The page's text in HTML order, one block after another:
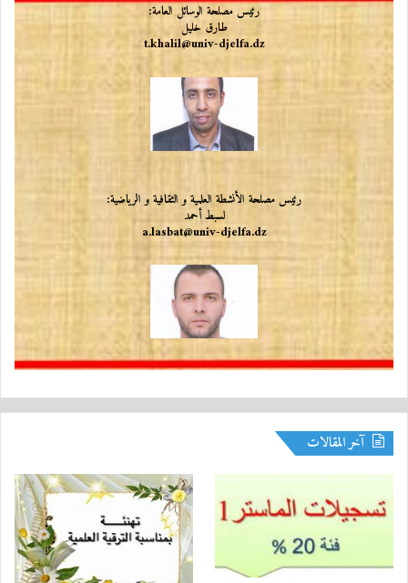
رئيسمصلحة الوسائل العامة:
طارق خليل
t.khalil@univ-djelfa.dz
رئيسمصلحة الأنشطة العلمية و الثقافية و الرياضية:
لسبط أحمد
a.lasbat@univ-djelfa.dz
آخر المقالات